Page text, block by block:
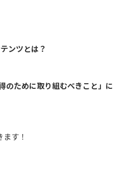
ンツとは？
のために取り組むべきこと」に
す！